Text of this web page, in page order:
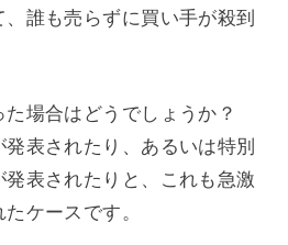
誰も売らずに買い手が殺到
た場合はどうでしょうか？
表されたり、あるいは特別
表されたりと、これも急激
ケースです。